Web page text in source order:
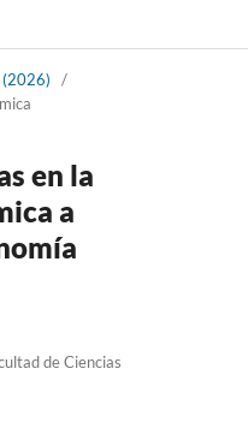
(2026)
/
en la
a
de Ciencias